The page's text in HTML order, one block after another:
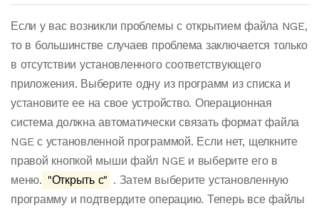
Если у вас возникли проблемы с открытием файла NGE,
то в большинстве случаев проблема заключается только
в отсутствии установленного соответствующего
приложения. Выберите одну из программ из списка и
установите ее на свое устройство. Операционная
система должна автоматически связать формат файла
NGE с установленной программой. Если нет, щелкните
правой кнопкой мыши файл NGE и выберите его в
меню. "Открыть с" . Затем выберите установленную
программу и подтвердите операцию. Теперь все файлы